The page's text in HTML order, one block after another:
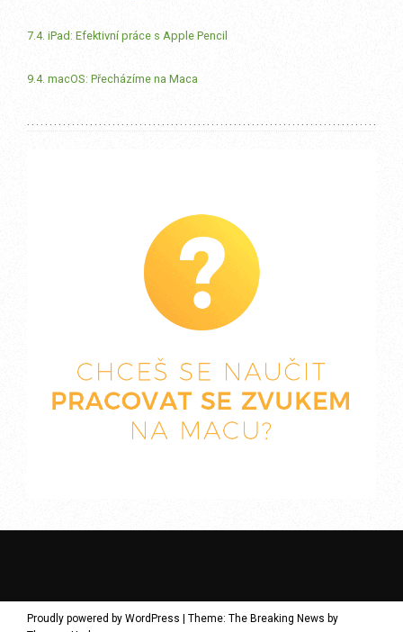
7.4. iPad: Efektivní práce s Apple Pencil
9.4. macOS: Přecházíme na Maca
Proudly powered by WordPress | Theme: The Breaking News by